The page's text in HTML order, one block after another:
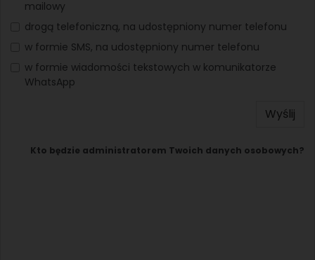
mailowy
drogą telefoniczną, na udostępniony numer telefonu
w formie SMS, na udostępniony numer telefonu
w formie wiadomości tekstowych w komunikatorze
WhatsApp
Wyślij
Kto będzie administratorem Twoich danych osobowych?